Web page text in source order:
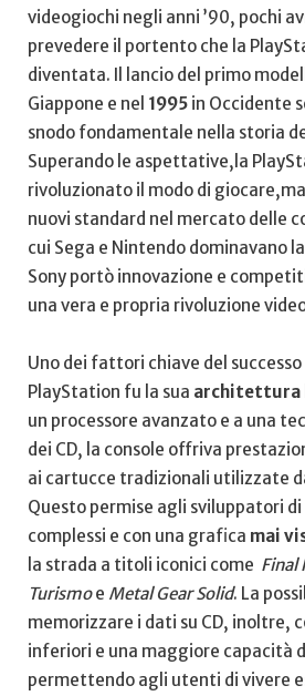
videogiochi negli ‍anni ’90, pochi
‌prevedere​ il portento che la
diventata. ⁣Il lancio del⁣ primo‌
Giappone e nel 1995 in Occidente
⁢snodo fondamentale ​nella storia
Superando le aspettative,la
rivoluzionato il‌ modo di
nuovi standard nel mercato delle⁤
⁤cui Sega‍ e​ Nintendo dominavano
Sony⁣ portò ⁤innovazione e
una vera e ⁣propria rivoluzione
Uno ‌dei fattori chiave del
PlayStation ⁣fu ‌la ‍sua architettura
un processore avanzato e ‌a una
dei CD, la console offriva
ai cartucce ⁤tradizionali ‍utilizzate
Questo ⁣permise agli sviluppatori⁣
‍complessi e con una grafica mai
la strada⁢ a ​titoli iconici ⁣come ⁣ Final
Turismoe Metal ‍Gear Solid.​ La
memorizzare i dati su ​CD, inoltre,
inferiori e una maggiore capacità
permettendo agli⁢ utenti di ​vivere